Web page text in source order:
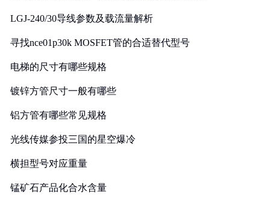
LGJ-240/30导线参数及载流量解析
寻找nce01p30k MOSFET管的合适替代型号
电梯的尺寸有哪些规格
镀锌方管尺寸一般有哪些
铝方管有哪些常见规格
光线传媒参投三国的星空爆冷
横担型号对应重量
锰矿石产品化合水含量